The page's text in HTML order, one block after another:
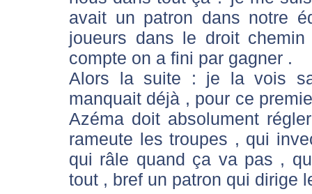
avait un patron dans notre
joueurs dans le droit
compte on a fini par gagner .
Alors la suite : je la vois
manquait déjà , pour ce
Azéma doit absolument
rameute les troupes , qui
qui râle quand ça va pas ,
tout , bref un patron qui dirige